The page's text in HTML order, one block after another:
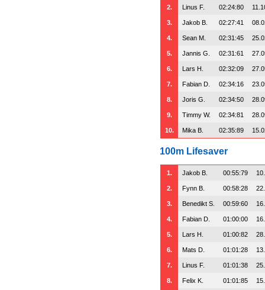
2. Linus F. 02:24:80
3. Jakob B. 02:27:41
4. Sean M. 02:31:45
5. Jannis G. 02:31:61
6. Lars H. 02:32:09
7. Fabian D. 02:34:16
8. Joris G. 02:34:50
9. Timmy W. 02:34:81
10. Mika B. 02:35:89
100m Lifesaver
1. Jakob B. 00:55:79
2. Fynn B. 00:58:28
3. Benedikt S. 00:59:60
4. Fabian D. 01:00:00
5. Lars H. 01:00:82
6. Mats D. 01:01:28
7. Linus F. 01:01:38
8. Felix K. 01:01:85